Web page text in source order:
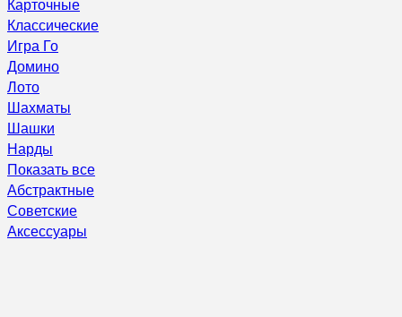
Классические
Игра Го
Домино
Лото
Шахматы
Шашки
Нарды
Показать все
Абстрактные
Советские
Аксессуары